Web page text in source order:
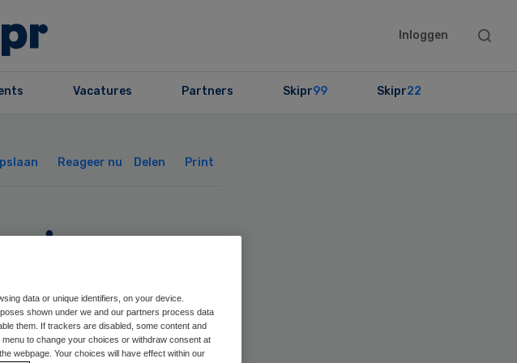
Inloggen
Search
Vacatures Partners Skipr99 Skipr22
Reageer nu Delen Print
nieuwe
data or unique identifiers, on your device.
shown under we and our partners process data
them. If trackers are disabled, some content and
to change your choices or withdraw consent at
webpage. Your choices will have effect within our